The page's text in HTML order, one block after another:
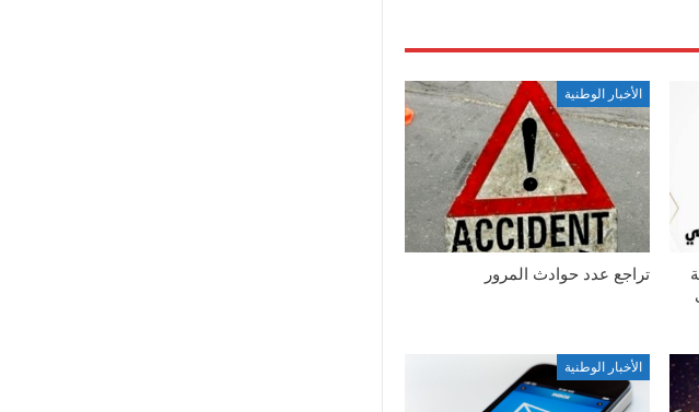
الأخبار الوطنية
تراجع عدد حوادث المرور
الأخبار الوطنية